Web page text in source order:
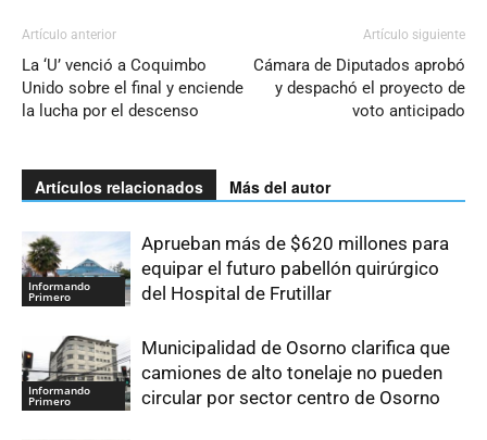
Artículo anterior
La ‘U’ venció a Coquimbo
Unido sobre el final y enciende
la lucha por el descenso
Artículo siguiente
Cámara de Diputados aprobó
y despachó el proyecto de
voto anticipado
Artículos relacionados Más del autor
Informando
Primero
Aprueban más de $620 millones para
equipar el futuro pabellón quirúrgico
del Hospital de Frutillar
Informando
Primero
Municipalidad de Osorno clarifica que
camiones de alto tonelaje no pueden
circular por sector centro de Osorno